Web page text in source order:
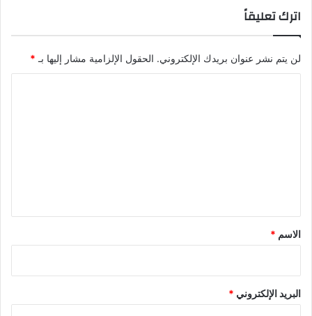
اترك تعليقاً
لن يتم نشر عنوان بريدك الإلكتروني. الحقول الإلزامية مشار إليها بـ *
*
الاسم *
البريد الإلكتروني *